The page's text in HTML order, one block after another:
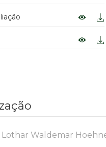
Waldemar